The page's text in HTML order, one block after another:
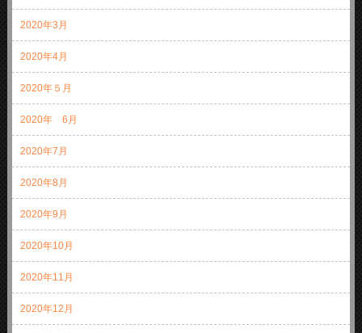
2020年3月
2020年4月
2020年５月
2020年 6月
2020年7月
2020年8月
2020年9月
2020年10月
2020年11月
2020年12月